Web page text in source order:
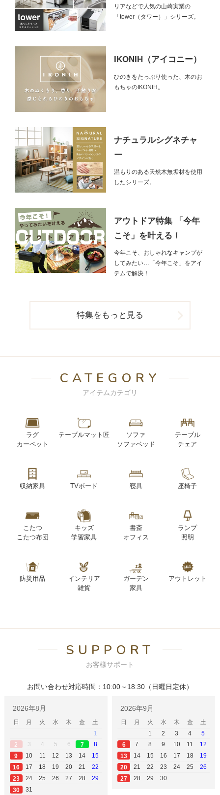
リアなどで人気の山崎実業の
「tower（タワー）」シリーズ。
IKONIH（アイコニー）
ひのきをたっぷり使った、木のお
もちゃのIKONIH。
ナチュラルシグネチャ
ー
温もりのある天然木無垢材を使用
したシリーズ。
アウトドア特集 「今年
こそ」を叶える！
今年こそ、おしゃれなキャンプが
してみたい…「今年こそ」をアイ
テムで解決！
特集をもっと見る
CATEGORY
アイテムカテゴリ
ラグ
カーペット
テーブルマット匠
ソファ
ソファベッド
テーブル
チェア
収納家具 TVボード 寝具 座椅子
こたつ
こたつ布団
キッズ
学習家具
書斎
オフィス
ランプ
照明
防災用品
インテリア
雑貨
ガーデン
家具
アウトレット
SUPPORT
お客様サポート
お問い合わせ対応時間：10:00～18:30（日曜日定休）
2026年8月
日 月 火 水 木 金
土
1
2
3 4 5 6 7
8
9
10 11 12 13 14
15
16
17 18 19 20 21
22
23
24 25 26 27 28
29
30
31
2026年9月
日 月 火 水 木 金
土
1
2 3 4
5
6
7 8 9 10 11
12
13
14 15 16 17 18
19
20
21 22 23 24 25
26
27
28 29 30